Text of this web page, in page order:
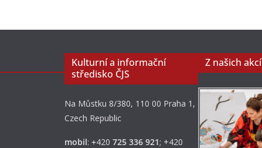
Kulturní a informační
středisko ČJS
Na Můstku 8/380, 110 00 Praha 1,
Czech Republic
mobil: +420 725 336 921; +420
Z našich akcí